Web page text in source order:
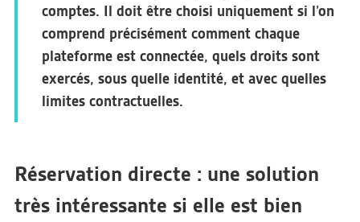
comptes. Il doit être choisi uniquement si l’on
comprend précisément comment chaque
plateforme est connectée, quels droits sont
exercés, sous quelle identité, et avec quelles
limites contractuelles.
Réservation directe : une solution
très intéressante si elle est bien